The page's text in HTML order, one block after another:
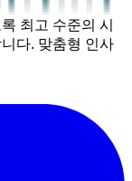
최고 수준의 시
다. 맞춤형 인사